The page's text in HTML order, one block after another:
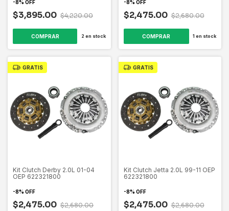
-8% OFF
$3,895.00 $4,220.00
2 en stock
-8% OFF
$2,475.00 $2,680.00
1 en stock
GRATIS
Kit Clutch Derby 2.0L 01-04
OEP 622321800
-8% OFF
$2,475.00 $2,680.00
GRATIS
Kit Clutch Jetta 2.0L 99-11 OEP
622321800
-8% OFF
$2,475.00 $2,680.00